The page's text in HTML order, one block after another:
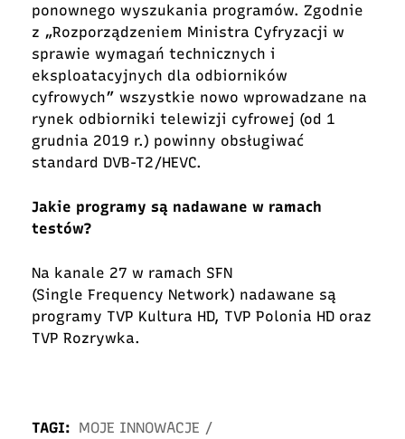
ponownego wyszukania programów. Zgodnie
z „Rozporządzeniem Ministra Cyfryzacji w
sprawie wymagań technicznych i
eksploatacyjnych dla odbiorników
cyfrowych” wszystkie nowo wprowadzane na
rynek odbiorniki telewizji cyfrowej (od 1
grudnia 2019 r.) powinny obsługiwać
standard DVB-T2/HEVC.
Jakie programy są nadawane w ramach
testów?
Na kanale 27 w ramach SFN
(Single Frequency Network) nadawane są
programy TVP Kultura HD, TVP Polonia HD oraz
TVP Rozrywka.
TAGI: MOJE INNOWACJE /